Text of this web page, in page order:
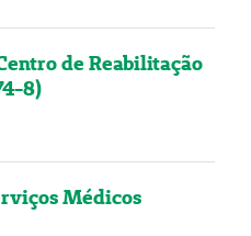
de Reabilitação
8)
Médicos